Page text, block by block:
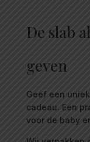
De slab
geven
Geef een
cadeau. Een
voor de baby